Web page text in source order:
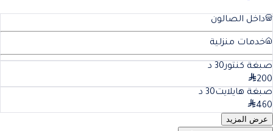
داخل الصالون
خدمات منزلية
صبغة كنتور30 د
200
صبغة هايلايت30 د
460
عرض المزيد